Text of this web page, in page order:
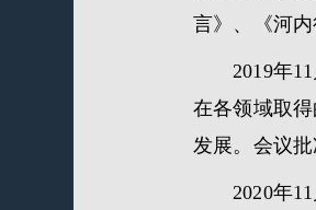
言》、《河
2019年
在各领域取
发展。会议批
2020年